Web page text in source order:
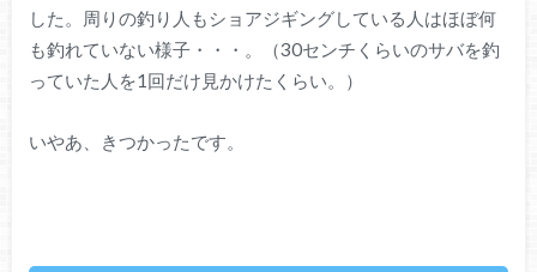
した。周りの釣り人もショアジギングしている人はほぼ何
も釣れていない様子・・・。（30センチくらいのサバを釣
っていた人を1回だけ見かけたくらい。）
いやあ、きつかったです。